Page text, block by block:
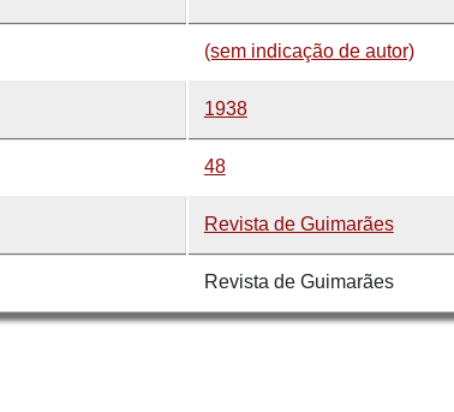
(sem indicação de autor)
1938
48
Revista de Guimarães
Revista de Guimarães